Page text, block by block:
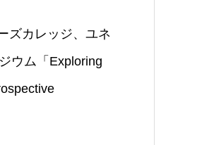
ズカレッジ、ユネ
ウム「Exploring